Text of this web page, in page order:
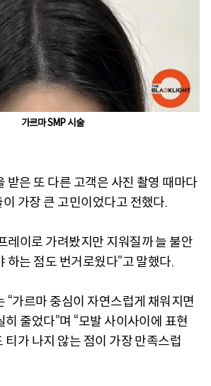
가르마 SMP 시술
받은 또 다른 고객은 사진 촬영 때마다
가장 큰 고민이었다고 전했다.
레이로 가려봤지만 지워질까 늘 불안
하는 점도 번거로웠다”고 말했다.
“가르마 중심이 자연스럽게 채워지면
히 줄었다”며 “모발 사이사이에 표현
티가 나지 않는 점이 가장 만족스럽